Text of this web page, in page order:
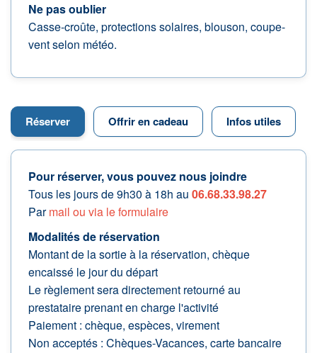
Ne pas oublier
Casse-croûte, protections solaires, blouson, coupe-
vent selon météo.
Réserver Offrir en cadeau Infos utiles
Pour réserver, vous pouvez nous joindre
Tous les jours de 9h30 à 18h au 06.68.33.98.27
Parmail ou via le formulaire
Modalités de réservation
Montant de la sortie à la réservation, chèque
encaissé le jour du départ
Le règlement sera directement retourné au
prestataire prenant en charge l'activité
Paiement : chèque, espèces, virement
Non acceptés : Chèques-Vacances, carte bancaire